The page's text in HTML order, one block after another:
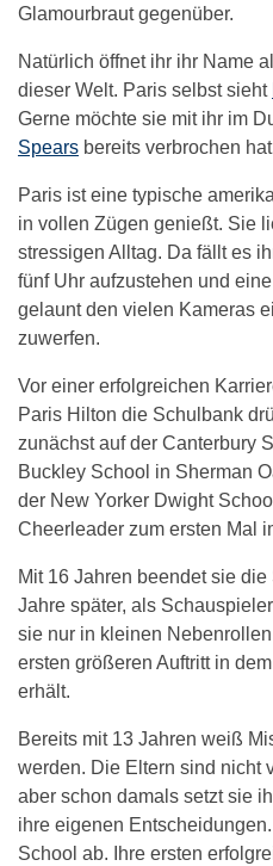
Glamourbraut gegenüber.
Natürlich öffnet ihr ihr Name
dieser Welt. Paris selbst sieht
Gerne möchte sie mit ihr im
Spears bereits verbrochen
Paris ist eine typische
in vollen Zügen genießt. Sie
stressigen Alltag. Da fällt es
fünf Uhr aufzustehen und
gelaunt den vielen Kameras
zuwerfen.
Vor einer erfolgreichen
Paris Hilton die Schulbank
zunächst auf der Canterbury
Buckley School in Sherman
der New Yorker Dwight
Cheerleader zum ersten Mal
Mit 16 Jahren beendet sie
Jahre später, als
sie nur in kleinen
ersten größeren Auftritt in
erhält.
Bereits mit 13 Jahren weiß
werden. Die Eltern sind nicht
aber schon damals setzt sie
ihre eigenen
School ab. Ihre ersten